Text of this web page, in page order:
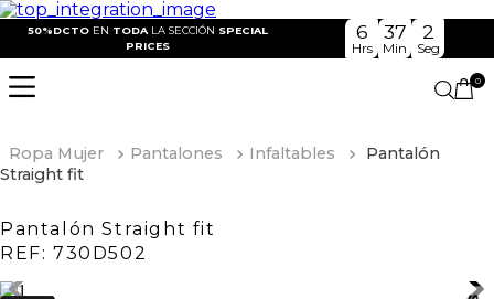
50%DCTO EN TODA LA SECCIÓN SPECIAL
PRICES
6
Hrs
37
Min
2
Seg
0
Ropa Mujer Pantalones Infaltables
Pantalón
Straight fit
Pantalón Straight fit
REF: 730D502